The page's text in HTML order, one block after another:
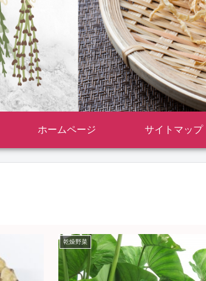
ホームページ サイトマップ
乾燥野菜